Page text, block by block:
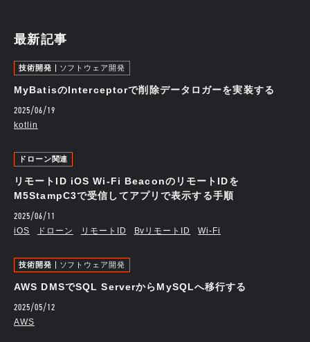
最新記事
技術開発 ソフトウェア開発
MyBatisのInterceptorで削除データロガーを実装する
2025/06/19
kotlin
ドローン関連
リモートID iOS Wi-Fi BeaconのリモートIDを
M5StampC3で受信してアプリで表示する手順
2025/06/11
iOS ドローン リモートID BvリモートID Wi-Fi
技術開発 ソフトウェア開発
AWS DMSでSQL ServerからMySQLへ移行する
2025/05/12
AWS